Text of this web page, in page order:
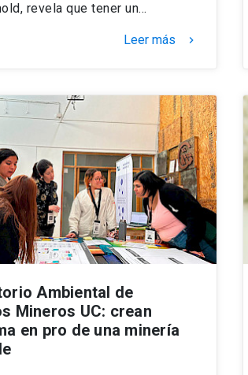
revela que tener un…
Leer más keyboard_arrow_right
Ambiental de
Mineros UC: crean
en pro de una minería